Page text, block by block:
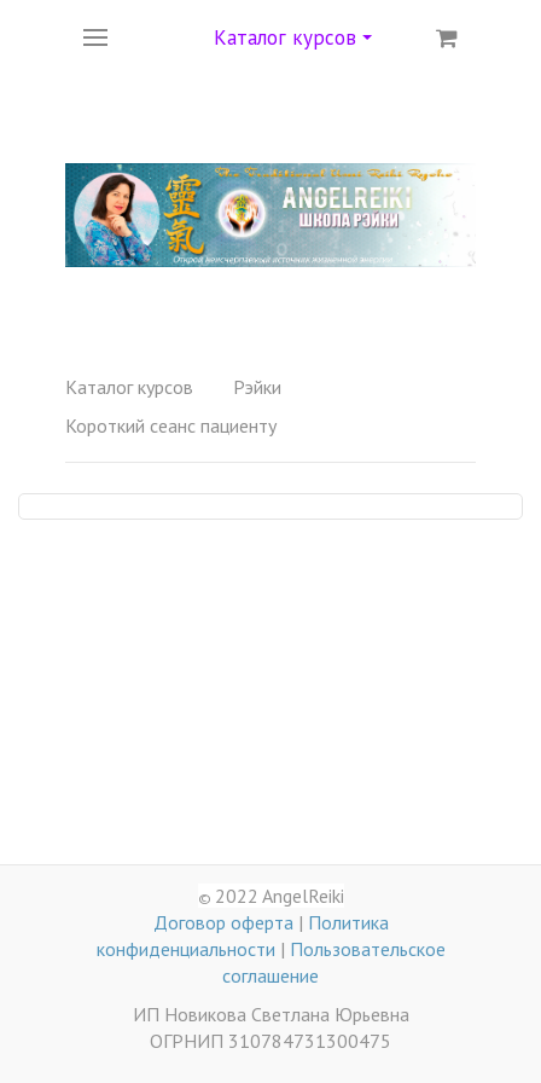
Каталог курсов
Каталог курсов
Рэйки
Короткий сеанс пациенту
© 2022 AngelReiki
Договор оферта| Политика
конфиденциальности | Пользовательское
соглашение
ИП Новикова Светлана Юрьевна
ОГРНИП 310784731300475